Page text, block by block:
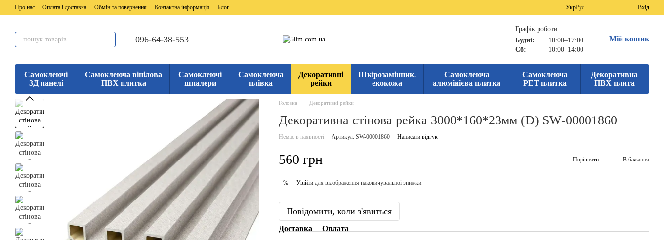
Перейти до основного контенту
Про нас Оплата і доставка Обмін та повернення Контактна інформація Блог УкрРус Вхід
096-64-38-553
Графік роботи:
Будні:
10:00–17:00
Сб:
10:00–14:00
Мій кошик
Самоклеючі
3Д панелі
Самоклеюча вінілова
ПВХ плитка
Самоклеючі
шпалери
Самоклеюча
плівка
Декоративні
рейки
Шкірозамінник,
екокожа
Самоклеюча
алюмінієва плитка
Самоклеюча
PET плитка
Декоративна
ПВХ плита
Головна Декоративні рейки
Декоративна стінова рейка 3000*160*23мм (D) SW-00001860
Немає в наявності Артикул: SW-00001860 Написати відгук
560 грн Порівняти В бажання
% Увійтидля відображення накопичувальної знижки
Повідомити, коли з'явиться
Доставка
Оплата